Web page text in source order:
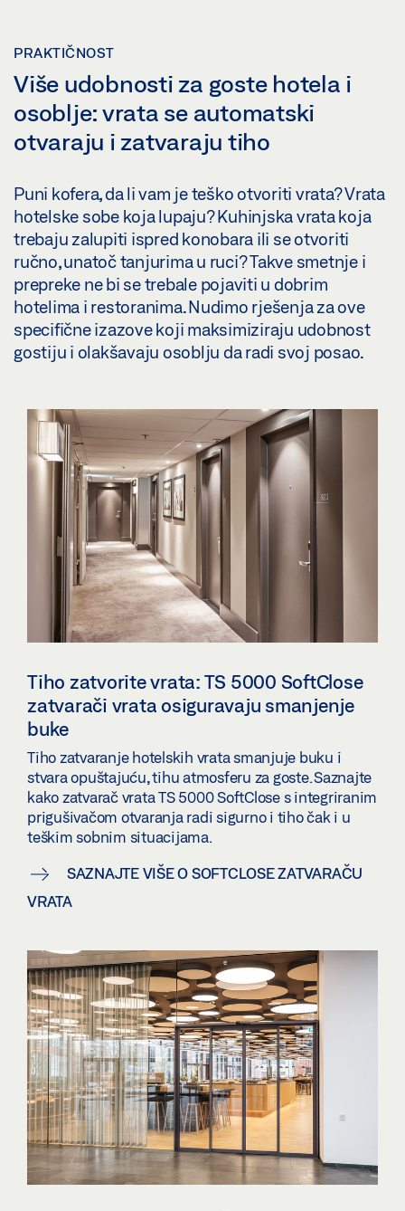
PRAKTIČNOST
Više udobnosti za goste hotela i
osoblje: vrata se automatski
otvaraju i zatvaraju tiho
Puni kofera, da li vam je teško otvoriti vrata? Vrata
hotelske sobe koja lupaju? Kuhinjska vrata koja
trebaju zalupiti ispred konobara ili se otvoriti
ručno, unatoč tanjurima u ruci? Takve smetnje i
prepreke ne bi se trebale pojaviti u dobrim
hotelima i restoranima. Nudimo rješenja za ove
specifične izazove koji maksimiziraju udobnost
gostiju i olakšavaju osoblju da radi svoj posao.
Tiho zatvorite vrata: TS 5000 SoftClose
zatvarači vrata osiguravaju smanjenje
buke
Tiho zatvaranje hotelskih vrata smanjuje buku i
stvara opuštajuću, tihu atmosferu za goste. Saznajte
kako zatvarač vrata TS 5000 SoftClose s integriranim
prigušivačom otvaranja radi sigurno i tiho čak i u
teškim sobnim situacijama.
SAZNAJTE VIŠE O SOFTCLOSE ZATVARAČU
VRATA